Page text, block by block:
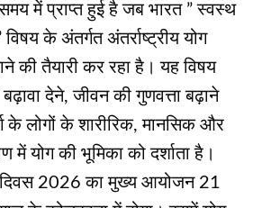
में प्राप्‍त हुई है जब भारत ” स्वस्थ
के अंतर्गत अंतर्राष्ट्रीय योग
की तैयारी कर रहा है। यह विषय
देने, जीवन की गुणवत्ता बढ़ाने
लोगों के शारीरिक, मानसिक और
में योग की भूमिका को दर्शाता है।
दिवस 2026 का मुख्य आयोजन 21